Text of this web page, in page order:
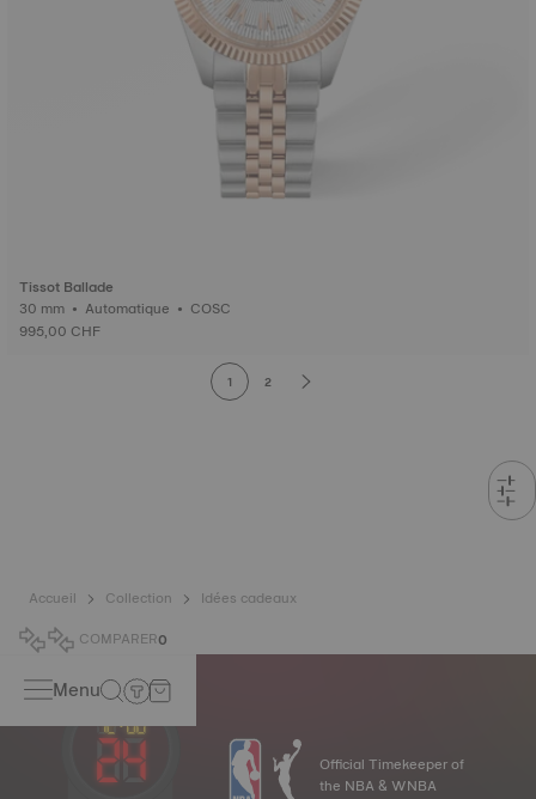
Tissot Ballade
30 mm • Automatique • COSC
995,00 CHF
1 2
Accueil Collection
Idées cadeaux
COMPARER0
Menu
Official Timekeeper of
the NBA & WNBA